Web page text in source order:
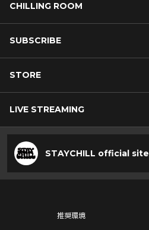
CHILLING ROOM
SUBSCRIBE
STORE
LIVE STREAMING
STAYCHILL official site
推奨環境